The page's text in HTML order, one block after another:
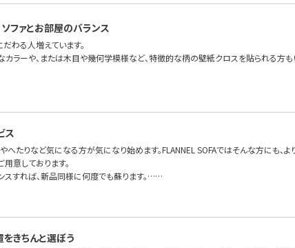
ファとお部屋のバランス
だわる人増えています。
カラーや、または木目や幾何学模様など、特徴的な柄の壁紙クロスを貼られる方
ス
へたりなど気になる方が気になり始めます。FLANNEL SOFAではそんな方にも、よ
意しております。
スすれば、新品同様に何度でも蘇ります。……
をきちんと選ぼう